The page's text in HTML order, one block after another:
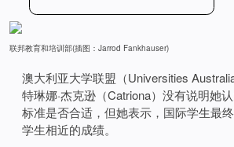
联邦教育和培训部(插图：Jarrod Fankhauser)
澳大利亚大学联盟（Universities
特琳娜·杰克逊（Catriona）没有说明她
标准是否合适，但她表示，国际学生最
学生相近的成绩。